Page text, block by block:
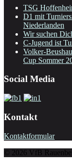
TSG
D1 mit
Niederlanden
Wir suchen
C-Jugend ist
Volker-
Cup Sommer
Social Media
Kontakt
Kontaktformular
© 2026 VfB